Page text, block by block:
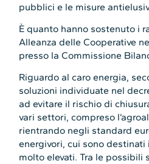
pubblici e le misure
È quanto hanno sostenuto i
Alleanza delle Cooperative
presso la Commissione
Riguardo al caro energia,
soluzioni individuate nel
ad evitare il rischio di
vari settori, compreso
rientrando negli standard
energivori, cui sono
molto elevati. Tra le possibili